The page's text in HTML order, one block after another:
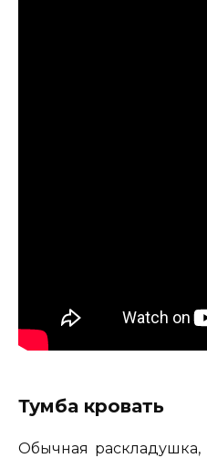
Тумба кровать
Обычная раскладушка,